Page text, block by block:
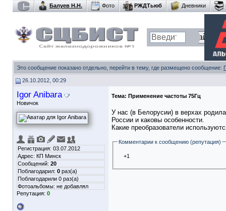
Балуев Н.Н. Фото РЖДТьюб Дневники
Это сообщение показано отдельно, перейти в тему, где размещено сообщение:
26.10.2012, 00:29
Igor Anibara
Новичок
Регистрация: 03.07.2012
Адрес: КП Минск
Сообщений: 20
Поблагодарил: 0 раз(а)
Поблагодарили 0 раз(а)
Фотоальбомы: не добавлял
Репутация: 0
Тема: Применение частоты 75Гц
У нас (в Белорусии) в верхах
России и каковы особенности.
Какие преобразователи
Комментарии к сообщению (репутация)
+1